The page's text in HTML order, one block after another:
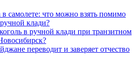
самолете: что можно взять помимо
клади?
в ручной клади при транзитном
переводит и заверяет отчество